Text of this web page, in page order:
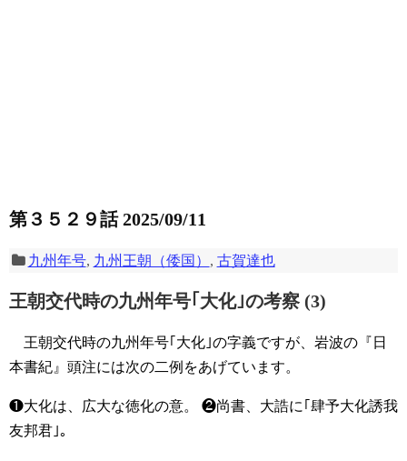
第３５２９話 2025/09/11
九州年号, 九州王朝（倭国） , 古賀達也
王朝交代時の九州年号｢大化｣の考察 (3)
王朝交代時の九州年号｢大化｣の字義ですが、岩波の『日
本書紀』頭注には次の二例をあげています。
❶大化は、広大な徳化の意。
❷尚書、大誥に｢肆予大化誘我
友邦君｣。